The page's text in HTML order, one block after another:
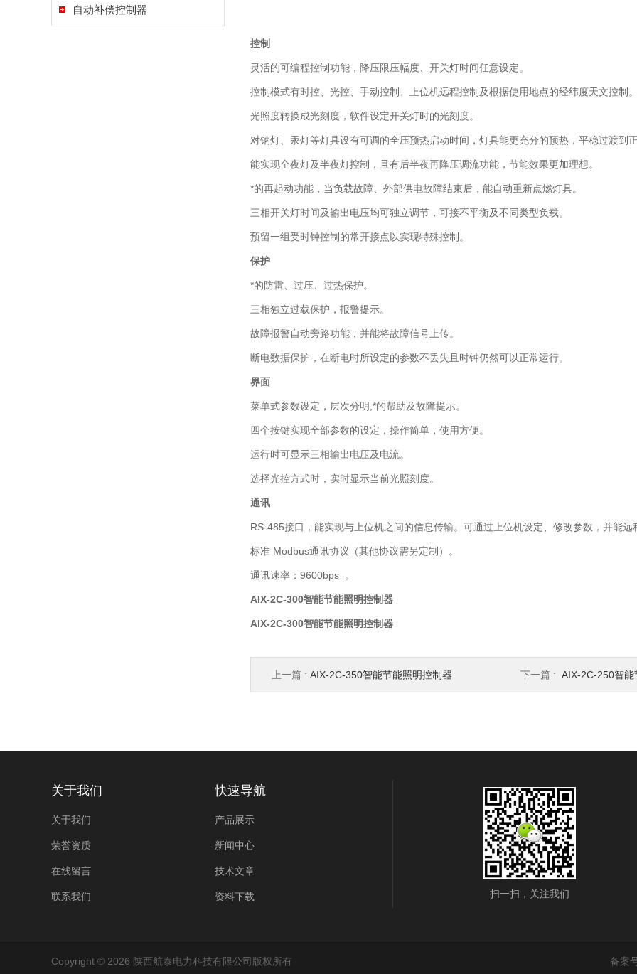
自动补偿控制器
控制
灵活的可编程控制功能，降压限压幅度、开关灯时间任意设定。
控制模式有时控、光控、手动控制、上位机远程控制及根据使用地点的经纬度天文控制
光照度转换成光刻度，软件设定开关灯时的光刻度。
对钠灯、汞灯等灯具设有可调的全压预热启动时间，灯具能更充分的预热，平稳过渡到
能实现全夜灯及半夜灯控制，且有后半夜再降压调流功能，节能效果更加理想。
*的再起动功能，当负载故障、外部供电故障结束后，能自动重新点燃灯具。
三相开关灯时间及输出电压均可独立调节，可接不平衡及不同类型负载。
预留一组受时钟控制的常开接点以实现特殊控制。
保护
*的防雷、过压、过热保护。
三相独立过载保护，报警提示。
故障报警自动旁路功能，并能将故障信号上传。
断电数据保护，在断电时所设定的参数不丢失且时钟仍然可以正常运行。
界面
菜单式参数设定，层次分明,*的帮助及故障提示。
四个按键实现全部参数的设定，操作简单，使用方便。
运行时可显示三相输出电压及电流。
选择光控方式时，实时显示当前光照刻度。
通讯
RS-485接口，能实现与上位机之间的信息传输。可通过上位机设定、修改参数，并能
标准 Modbus通讯协议（其他协议需另定制）。
通讯速率：9600bps 。
AIX-2C-300智能节能照明控制器
AIX-2C-300智能节能照明控制器
上一篇 : AIX-2C-350智能节能照明控制器 下一篇 : AIX-2C-250智能
关于我们
关于我们
荣誉资质
在线留言
联系我们
快速导航
产品展示
新闻中心
技术文章
资料下载 扫一扫，关注我们
Copyright © 2026 陕西航泰电力科技有限公司版权所有 备案